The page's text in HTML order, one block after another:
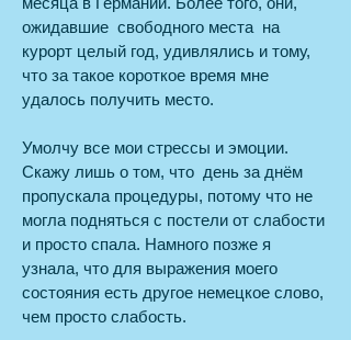
ожидавшие свободного места на
курорт целый год, удивлялись и тому,
что за такое короткое время мне
удалось получить место.
Умолчу все мои стрессы и эмоции.
Скажу лишь о том, что день за днём
пропускала процедуры, потому что не
могла подняться с постели от слабости
и просто спала. Намного позже я
узнала, что для выражения моего
состояния есть другое немецкое слово,
чем просто слабость.